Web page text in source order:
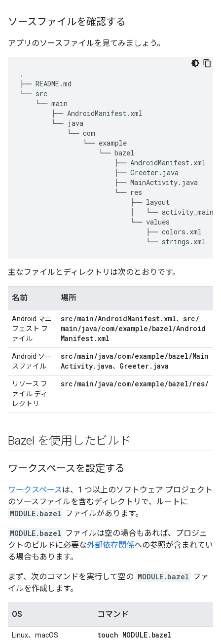
ソースファイルを確認する
アプリのソースファイルを見てみましょう。
.
├── README.md
└── src
    └── main
        ├── AndroidManifest.xml
        └── java
            └── com
                └── example
                    └── bazel
                        ├── AndroidManifest.xml
                        ├── Greeter.java
                        ├── MainActivity.java
                        └── res
                            ├── layout
│   └──
                            └── values
                                ├── colors.xml
                                └── strings.xml
主なファイルとディレクトリは次のとおりです。
名前 場所
Android マニ
フェスト フ
ァイル
src/main/AndroidManifest . xml、 src/
main/java/com/example/bazel/Android
Manifest . xml
Android ソー
スファイル
src/main/java/com/example/bazel/Main
Activity. java、 Greeter. java
リソース フ
ァイル ディ
レクトリ
src/main/java/com/example/bazel/res/
Bazel を使用したビルド
ワークスペースを設定する
ワークスペースは、1 つ以上のソフトウェア プロジェクト
のソースファイルを含むディレクトリで、ルートに
MODULE.bazel ファイルがあります。
MODULE.bazel ファイルは空の場合もあれば、プロジェ
クトのビルドに必要な外部依存関係への参照が含まれてい
る場合もあります。
まず、次のコマンドを実行して空の MODULE.bazel ファ
イルを作成します。
OS コマンド
Linux、macOS touch MODULE. bazel